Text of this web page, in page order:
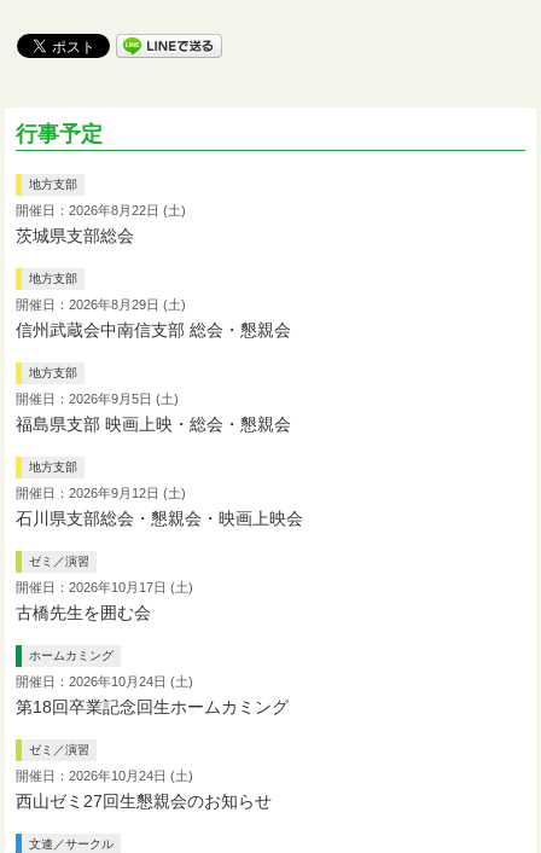
行事予定
地方支部
開催日：2026年8月22日 (土)
茨城県支部総会
地方支部
開催日：2026年8月29日 (土)
信州武蔵会中南信支部 総会・懇親会
地方支部
開催日：2026年9月5日 (土)
福島県支部 映画上映・総会・懇親会
地方支部
開催日：2026年9月12日 (土)
石川県支部総会・懇親会・映画上映会
ゼミ／演習
開催日：2026年10月17日 (土)
古橋先生を囲む会
ホームカミング
開催日：2026年10月24日 (土)
第18回卒業記念回生ホームカミング
ゼミ／演習
開催日：2026年10月24日 (土)
西山ゼミ27回生懇親会のお知らせ
文連／サークル